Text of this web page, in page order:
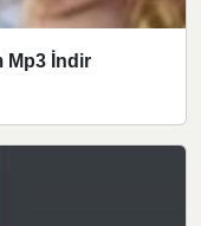
Mp3 İndir